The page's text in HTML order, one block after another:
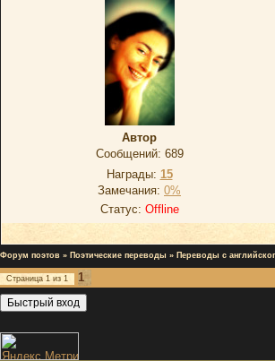
Автор
Сообщений: 689
Награды: 15
Замечания: 0%
Статус: Offline
Форум поэтов » Поэтические переводы » Переводы с
Страница 1 из 1
1